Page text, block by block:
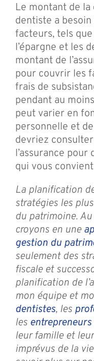
Le montant de
dentiste a
facteurs, tels
l’épargne et les
montant de
pour couvrir les
frais de
pendant au
peut varier en
personnelle et
devriez
l’assurance
qui vous
La planification
stratégies les
du patrimoine.
croyons en une
gestion du
seulement des
fiscale et
planification de
mon équipe et
dentistes, les
les entrepreneurs
leur famille et
imprévus de la